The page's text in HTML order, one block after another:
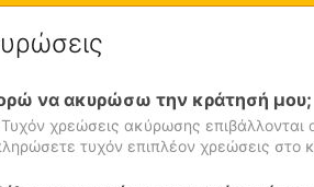
να ακυρώσω την κράτησή μου;
χρεώσεις ακύρωσης
τυχόν επιπλέον χρεώσεις στο